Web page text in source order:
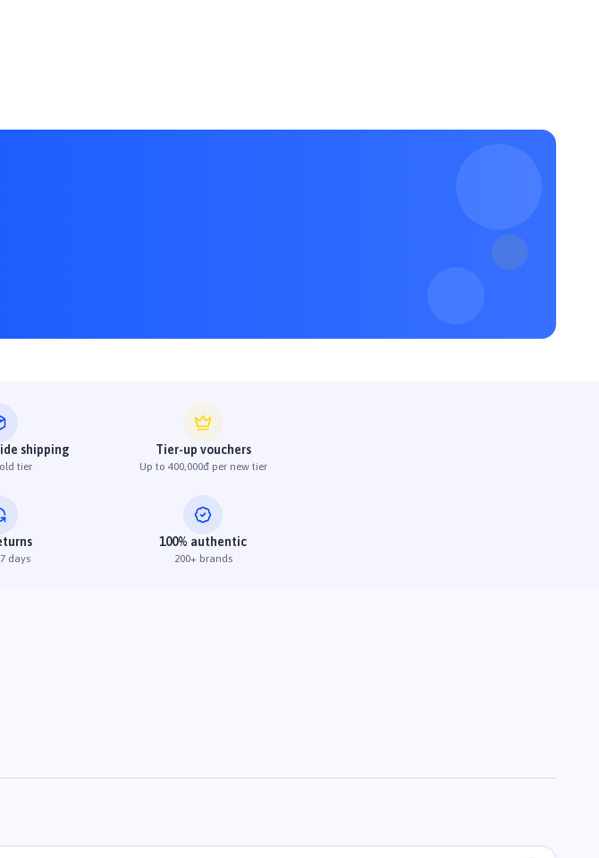
shipping
tier
Tier-up vouchers
Up to 400,000đ per new tier
days
100% authentic
200+ brands